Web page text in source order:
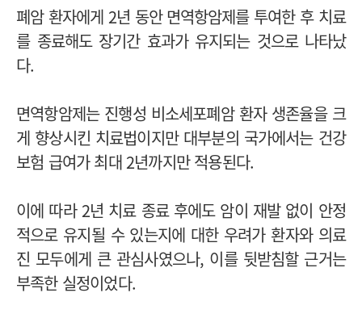
폐암 환자에게 2년 동안 면역항암제를 투여한 후 치료
를 종료해도 장기간 효과가 유지되는 것으로 나타났
다.
면역항암제는 진행성 비소세포폐암 환자 생존율을 크
게 향상시킨 치료법이지만 대부분의 국가에서는 건강
보험 급여가 최대 2년까지만 적용된다.
이에 따라 2년 치료 종료 후에도 암이 재발 없이 안정
적으로 유지될 수 있는지에 대한 우려가 환자와 의료
진 모두에게 큰 관심사였으나, 이를 뒷받침할 근거는
부족한 실정이었다.